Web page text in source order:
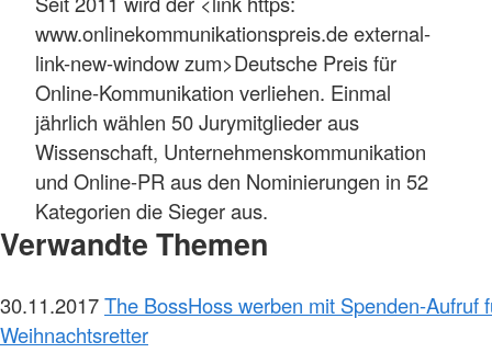
www.onlinekommunikationspreis.de external-
link-new-window zum>Deutsche Preis für
Online-Kommunikation verliehen. Einmal
jährlich wählen 50 Jurymitglieder aus
Wissenschaft, Unternehmenskommunikation
und Online-PR aus den Nominierungen in 52
Kategorien die Sieger aus.
Verwandte Themen
30.11.2017The BossHoss werben mit Spenden-Aufruf
Weihnachtsretter